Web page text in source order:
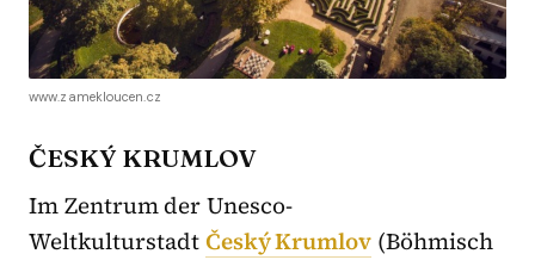
www.zamekloucen.cz
ČESKÝ KRUMLOV
Im Zentrum der Unesco-
WeltkulturstadtČeský Krumlov (Böhmisch